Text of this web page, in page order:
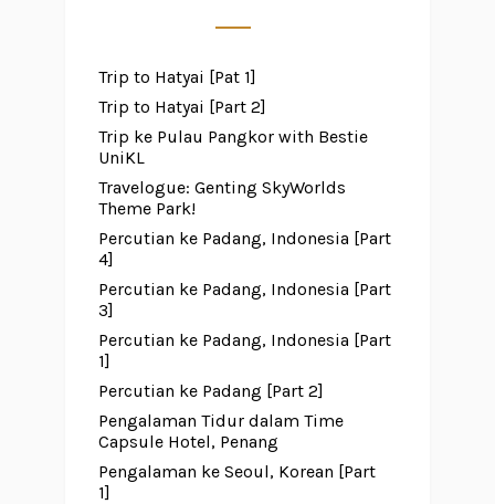
Trip to Hatyai [Pat 1]
Trip to Hatyai [Part 2]
Trip ke Pulau Pangkor with Bestie
UniKL
Travelogue: Genting SkyWorlds
Theme Park!
Percutian ke Padang, Indonesia [Part
4]
Percutian ke Padang, Indonesia [Part
3]
Percutian ke Padang, Indonesia [Part
1]
Percutian ke Padang [Part 2]
Pengalaman Tidur dalam Time
Capsule Hotel, Penang
Pengalaman ke Seoul, Korean [Part
1]